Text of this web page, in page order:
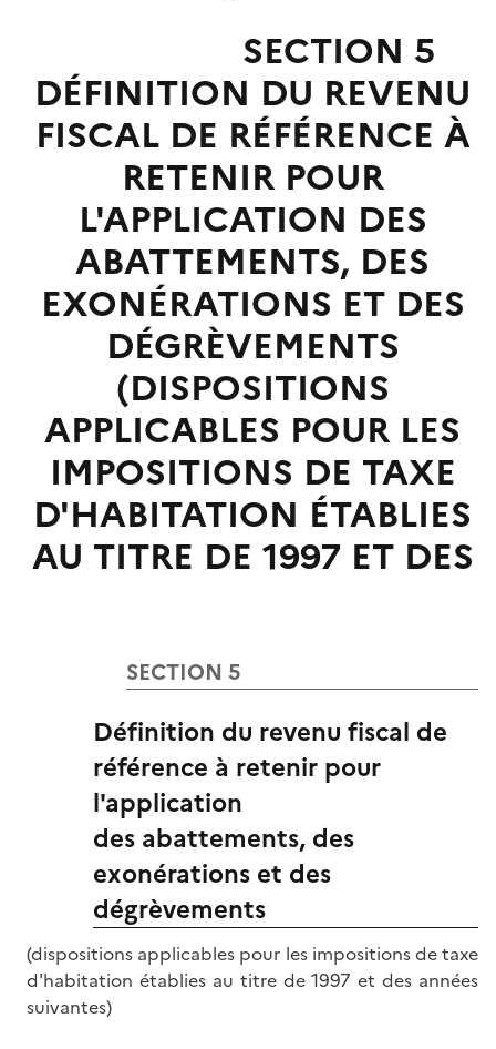
SECTION 5
DÉFINITION DU REVENU
FISCAL DE RÉFÉRENCE À
RETENIR POUR
L'APPLICATION DES
ABATTEMENTS, DES
EXONÉRATIONS ET DES
DÉGRÈVEMENTS
(DISPOSITIONS
APPLICABLES POUR LES
IMPOSITIONS DE TAXE
D'HABITATION ÉTABLIES
AU TITRE DE 1997 ET DES
SECTION 5
Définition du revenu fiscal de
référence à retenir pour
l'application
des abattements, des
exonérations et des
dégrèvements
(dispositions applicables pour les impositions de taxe
d'habitation établies au titre de 1997 et des années
suivantes)